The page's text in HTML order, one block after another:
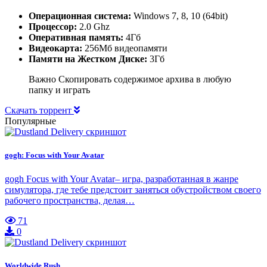
Операционная система: Windows 7, 8, 10 (64bit)
Процессор: 2.0 Ghz
Оперативная память: 4Гб
Видеокарта: 256Мб видеопамяти
Памяти на Жестком Диске: 3Гб
Важно Скопировать содержимое архива в любую
папку и играть
Скачать торрент
Популярные
gogh: Focus with Your Avatar
gogh Focus with Your Avatar– игра, разработанная в жанре
симулятора, где тебе предстоит заняться обустройством своего
рабочего пространства, делая…
71
0